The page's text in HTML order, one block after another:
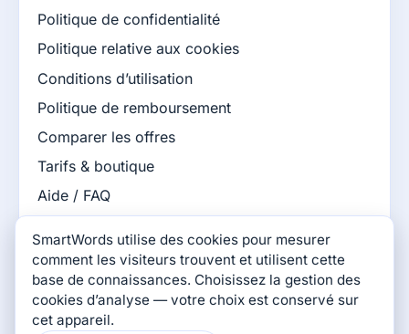
SmartWords utilise des cookies pour mesurer
comment les visiteurs trouvent et utilisent cette
base de connaissances. Choisissez la gestion des
cookies d’analyse — votre choix est conservé sur
cet appareil.
Politique de confidentialité
Politique relative aux cookies
Conditions d’utilisation
Politique de remboursement
Comparer les offres
Tarifs & boutique
Aide / FAQ
Blog SmartWords
Jeux SmartWords
Connectez-vous avec nous